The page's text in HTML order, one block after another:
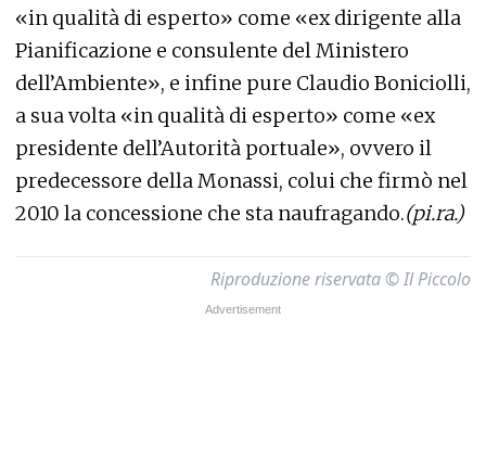
«in qualità di esperto» come «ex dirigente alla
Pianificazione e consulente del Ministero
dell’Ambiente», e infine pure Claudio Boniciolli,
a sua volta «in qualità di esperto» come «ex
presidente dell’Autorità portuale», ovvero il
predecessore della Monassi, colui che firmò nel
2010 la concessione che sta naufragando.(pi.ra.)
Riproduzione riservata © Il Piccolo